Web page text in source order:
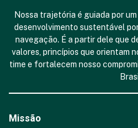
Nossa trajetória é guiada por
desenvolvimento sustentável
navegação. É a partir dele que
valores, princípios que orientam
time e fortalecem nosso
Missão